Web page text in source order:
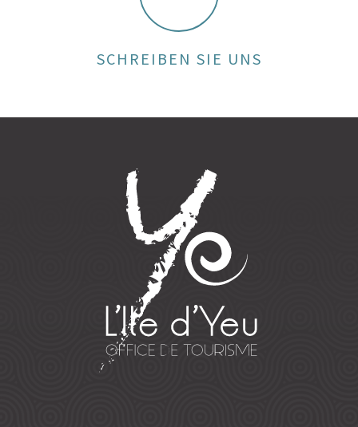
SCHREIBEN SIE UNS